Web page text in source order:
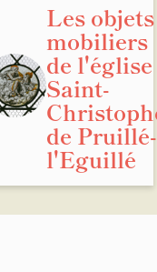
Les objets
mobiliers
de l'église
Saint-
de Pruillé-
l'Eguillé